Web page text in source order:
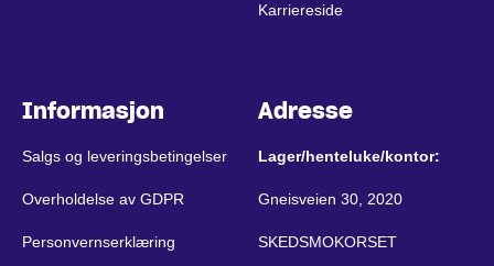
Karriereside
Informasjon
Salgs og leveringsbetingelser
Overholdelse av GDPR
Personvernserklæring
Adresse
Lager/henteluke/kontor:
Gneisveien 30, 2020
SKEDSMOKORSET